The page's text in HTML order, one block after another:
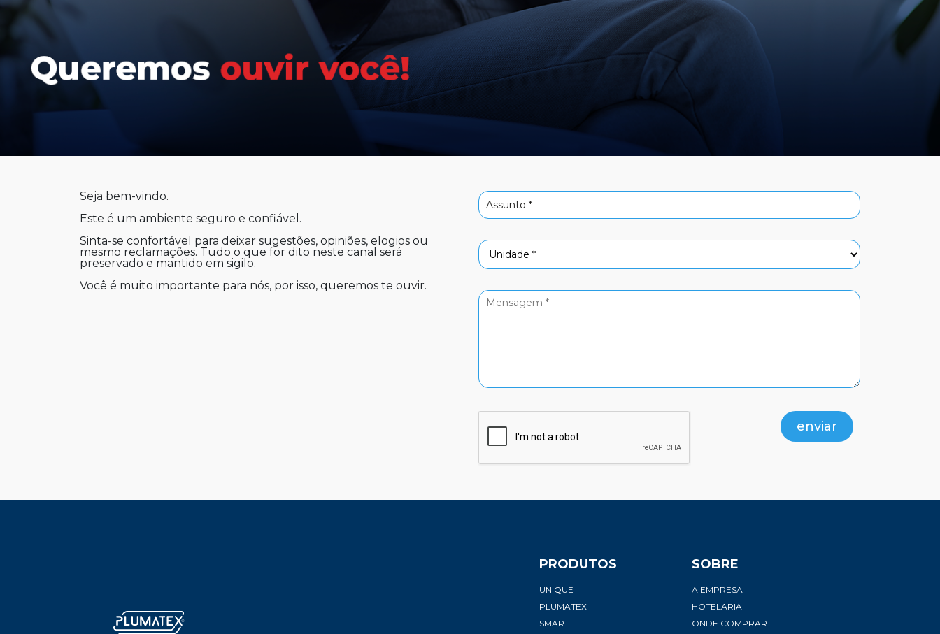
Seja bem-vindo.
Este é um ambiente seguro e confiável.
Sinta-se confortável para deixar sugestões, opiniões, elogios ou
mesmo reclamações. Tudo o que for dito neste canal será
preservado e mantido em sigilo.
Você é muito importante para nós, por isso, queremos te ouvir.
enviar
PRODUTOS
UNIQUE
PLUMATEX
SMART
SOBRE
A EMPRESA
HOTELARIA
ONDE COMPRAR